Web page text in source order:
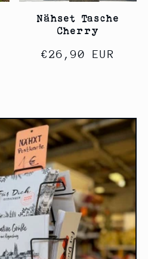
Nähset Tasche
Cherry
Normaler
€26,90 EUR